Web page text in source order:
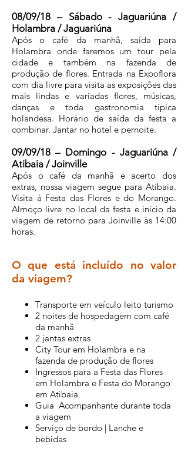
08/09/18 – Sábado - Jaguariúna /
Holambra / Jaguariúna
Após o café da manhã, saída para
Holambra onde faremos um tour pela
cidade e também na fazenda de
produção de flores. Entrada na Expoflora
com dia livre para visita as exposições das
mais lindas e variadas flores, músicas,
danças e toda gastronomia típica
holandesa. Horário de saída da festa a
combinar. Jantar no hotel e pernoite.
09/09/18 – Domingo - Jaguariúna /
Atibaia / Joinville
Após o café da manhã e acerto dos
extras, nossa viagem segue para Atibaia.
Visita à Festa das Flores e do Morango.
Almoço livre no local da festa e início da
viagem de retorno para Joinville às 14:00
horas.
O que está incluído no valor
da viagem?
Transporte em veículo leito turismo
2 noites de hospedagem com café
da manhã
2 jantas extras
City Tour em Holambra e na
fazenda de produção de flores
Ingressos para a Festa das Flores
em Holambra e Festa do Morango
em Atibaia
Guia Acompanhante durante toda
a viagem
Serviço de bordo | Lanche e
bebidas